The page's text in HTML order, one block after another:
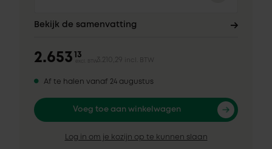
Bekijk de samenvatting
2.653 13
3.210,29 incl. BTW
Af te halen vanaf 24 augustus
Voeg toe aan winkelwagen
Log in om je kozijn op te kunnen slaan